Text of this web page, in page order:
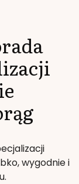
wygodnie i